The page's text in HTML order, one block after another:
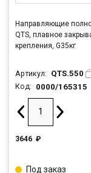
Направляющие
QTS, плавное
крепления, G35кг
Артикул: QTS.550
Код: 0000/165315
3646 ₽
Под заказ